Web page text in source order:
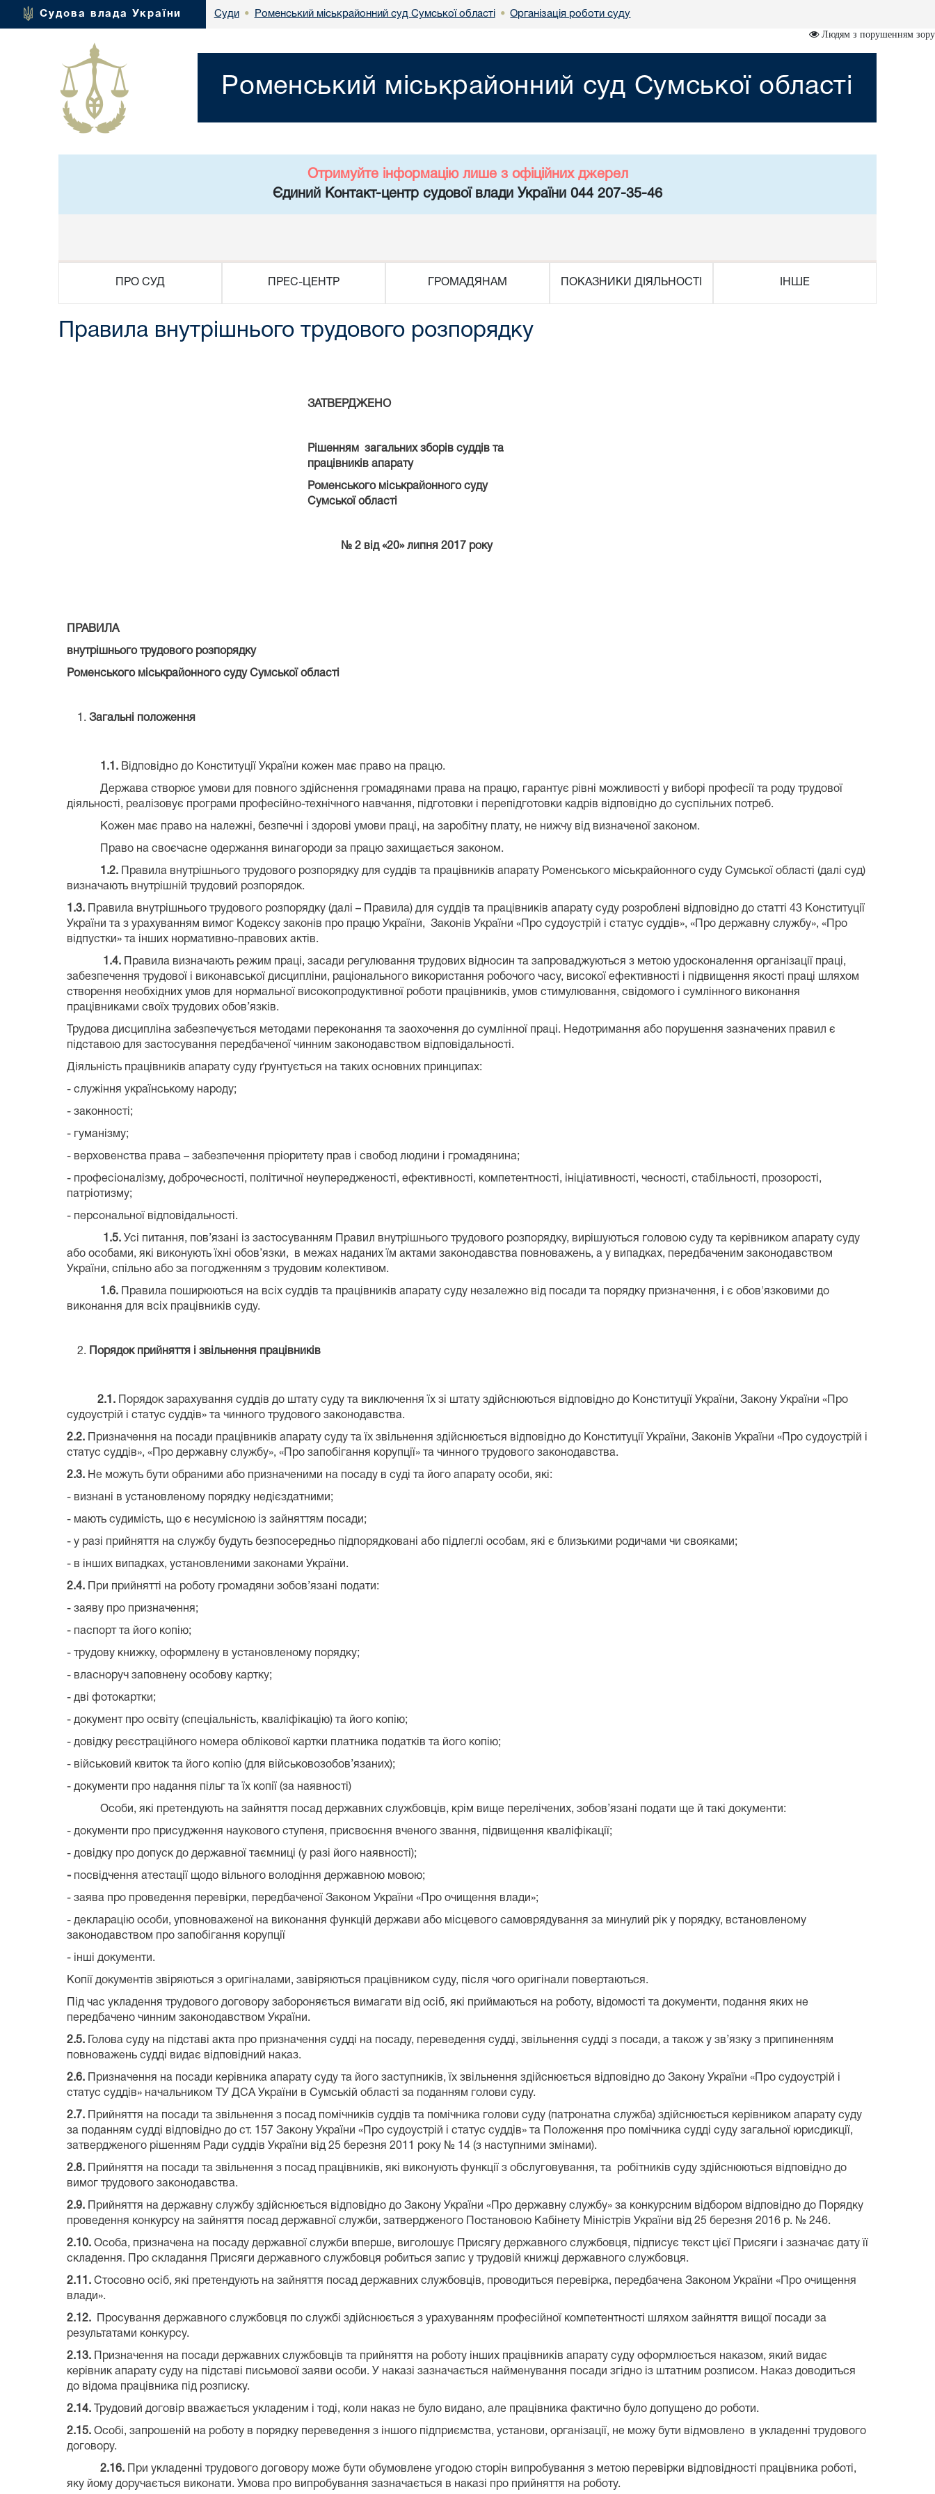
Судова влада України Суди • Роменський міськрайонний суд Сумської області • Організація роботи суду
Людям з порушенням зору
Роменський міськрайонний суд Сумської області
Отримуйте інформацію лише з офіційних джерел
Єдиний Контакт-центр судової влади України 044 207-35-46
ПРО СУД ПРЕС-ЦЕНТР ГРОМАДЯНАМ ПОКАЗНИКИ ДІЯЛЬНОСТІ ІНШЕ
Правила внутрішнього трудового розпорядку
ЗАТВЕРДЖЕНО
Рішенням загальних зборів суддів та
працівників апарату
Роменського міськрайонного суду
Сумської області
№ 2 від «20» липня 2017 року
ПРАВИЛА
внутрішнього трудового розпорядку
Роменського міськрайонного суду Сумської області
Загальні положення
1.1. Відповідно до Конституції України кожен має право на працю.
Держава створює умови для повного здійснення громадянами права на працю, гарантує рівні можливості у виборі професії та роду трудової
діяльності, реалізовує програми професійно-технічного навчання, підготовки і перепідготовки кадрів відповідно до суспільних потреб.
Кожен має право на належні, безпечні і здорові умови праці, на заробітну плату, не нижчу від визначеної законом.
Право на своєчасне одержання винагороди за працю захищається законом.
1.2.
Правила внутрішнього трудового розпорядку для суддів та працівників апарату Роменського міськрайонного суду Сумської області (далі суд)
визначають внутрішній трудовий розпорядок.
1.3.
Правила внутрішнього трудового розпорядку (далі – Правила) для суддів та працівників апарату суду розроблені відповідно до статті 43 Конституції
України та з урахуванням вимог Кодексу законів про працю України, Законів України «Про судоустрій і статус суддів», «Про державну службу», «Про
відпустки» та інших нормативно-правових актів.
1.4.
Правила визначають режим праці, засади регулювання трудових відносин та запроваджуються з метою удосконалення організації праці,
забезпечення трудової і виконавської дисципліни, раціонального використання робочого часу, високої ефективності і підвищення якості праці шляхом
створення необхідних умов для нормальної високопродуктивної роботи працівників, умов стимулювання, свідомого і сумлінного виконання
працівниками своїх трудових обов’язків.
Трудова дисципліна забезпечується методами переконання та заохочення до сумлінної праці. Недотримання або порушення зазначених правил є
підставою для застосування передбаченої чинним законодавством відповідальності.
Діяльність працівників апарату суду ґрунтується на таких основних принципах:
- служіння українському народу;
- законності;
- гуманізму;
- верховенства права – забезпечення пріоритету прав і свобод людини і громадянина;
- професіоналізму, доброчесності, політичної неупередженості, ефективності, компетентності, ініціативності, чесності, стабільності, прозорості,
патріотизму;
- персональної відповідальності.
1.5. Усі питання, пов’язані із застосуванням Правил внутрішнього трудового розпорядку, вирішуються головою суду та керівником апарату суду
або особами, які виконують їхні обов’язки, в межах наданих їм актами законодавства повноважень, а у випадках, передбаченим законодавством
України, спільно або за погодженням з трудовим колективом.
1.6.
Правила поширюються на всіх суддів та працівників апарату суду незалежно від посади та порядку призначення, і є обов'язковими до
виконання для всіх працівників суду.
Порядок прийняття і звільнення працівників
2.1.
Порядок зарахування суддів до штату суду та виключення їх зі штату здійснюються відповідно до Конституції України, Закону України «Про
судоустрій і статус суддів» та чинного трудового законодавства.
2.2. Призначення на посади працівників апарату суду та їх звільнення здійснюється відповідно до Конституції України, Законів України «Про судоустрій і
статус суддів», «Про державну службу», «Про запобігання корупції» та чинного трудового законодавства.
2.3. Не можуть бути обраними або призначеними на посаду в суді та його апарату особи, які:
- визнані в установленому порядку недієздатними;
- мають судимість, що є несумісною із зайняттям посади;
- у разі прийняття на службу будуть безпосередньо підпорядковані або підлеглі особам, які є близькими родичами чи свояками;
- в інших випадках, установленими законами України.
2.4. При прийнятті на роботу громадяни зобов’язані подати:
- заяву про призначення;
- паспорт та його копію;
- трудову книжку, оформлену в установленому порядку;
- власноруч заповнену особову картку;
- дві фотокартки;
- документ про освіту (спеціальність, кваліфікацію) та його копію;
- довідку реєстраційного номера облікової картки платника податків та його копію;
- військовий квиток та його копію (для військовозобов’язаних);
- документи про надання пільг та їх копії (за наявності)
Особи, які претендують на зайняття посад державних службовців, крім вище перелічених, зобов’язані подати ще й такі документи:
- документи про присудження наукового ступеня, присвоєння вченого звання, підвищення кваліфікації;
- довідку про допуск до державної таємниці (у разі його наявності);
- посвідчення атестації щодо вільного володіння державною мовою;
- заява про проведення перевірки, передбаченої Законом України «Про очищення влади»;
- декларацію особи, уповноваженої на виконання функцій держави або місцевого самоврядування за минулий рік у порядку, встановленому
законодавством про запобігання корупції
- інші документи.
Копії документів звіряються з оригіналами, завіряються працівником суду, після чого оригінали повертаються.
Під час укладення трудового договору забороняється вимагати від осіб, які приймаються на роботу, відомості та документи, подання яких не
передбачено чинним законодавством України.
2.5. Голова суду на підставі акта про призначення судді на посаду, переведення судді, звільнення судді з посади, а також у зв’язку з припиненням
повноважень судді видає відповідний наказ.
2.6. Призначення на посади керівника апарату суду та його заступників, їх звільнення здійснюється відповідно до Закону України «Про судоустрій і
статус суддів» начальником ТУ ДСА України в Сумській області за поданням голови суду.
2.7. Прийняття на посади та звільнення з посад помічників суддів та помічника голови суду (патронатна служба) здійснюється керівником апарату суду
за поданням судді відповідно до ст. 157 Закону України «Про судоустрій і статус суддів» та Положення про помічника судді суду загальної юрисдикції,
затвердженого рішенням Ради суддів України від 25 березня 2011 року № 14 (з наступними змінами).
2.8. Прийняття на посади та звільнення з посад працівників, які виконують функції з обслуговування, та робітників суду здійснюються відповідно до
вимог трудового законодавства.
2.9. Прийняття на державну службу здійснюється відповідно до Закону України «Про державну службу» за конкурсним відбором відповідно до Порядку
проведення конкурсу на зайняття посад державної служби, затвердженого Постановою Кабінету Міністрів України від 25 березня 2016 р. № 246.
2.10. Особа, призначена на посаду державної служби вперше, виголошує Присягу державного службовця, підписує текст цієї Присяги і зазначає дату її
складення. Про складання Присяги державного службовця робиться запис у трудовій книжці державного службовця.
2.11. Стосовно осіб, які претендують на зайняття посад державних службовців, проводиться перевірка, передбачена Законом України «Про очищення
влади».
2.12.
Просування державного службовця по службі здійснюється з урахуванням професійної компетентності шляхом зайняття вищої посади за
результатами конкурсу.
2.13. Призначення на посади державних службовців та прийняття на роботу інших працівників апарату суду оформлюється наказом, який видає
керівник апарату суду на підставі письмової заяви особи. У наказі зазначається найменування посади згідно із штатним розписом. Наказ доводиться
до відома працівника під розписку.
2.14. Трудовий договір вважається укладеним і тоді, коли наказ не було видано, але працівника фактично було допущено до роботи.
2.15. Особі, запрошеній на роботу в порядку переведення з іншого підприємства, установи, організації, не можу бути відмовлено в укладенні трудового
договору.
2.16.
При укладенні трудового договору може бути обумовлене угодою сторін випробування з метою перевірки відповідності працівника роботі,
яку йому доручається виконати. Умова про випробування зазначається в наказі про прийняття на роботу.